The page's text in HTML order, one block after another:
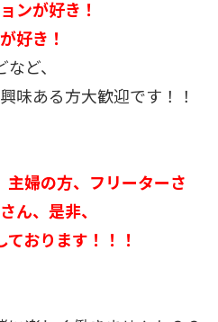
ンが好き！
好き！
など、
味ある方大歓迎です！！
婦の方、フリーターさ
ん、是非、
おります！！！